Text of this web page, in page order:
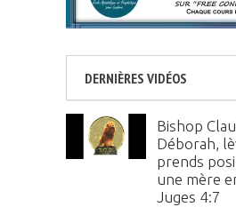
DERNIÈRES VIDÉOS
Bishop
Déborah,
prends
une mère
Juges 4:7